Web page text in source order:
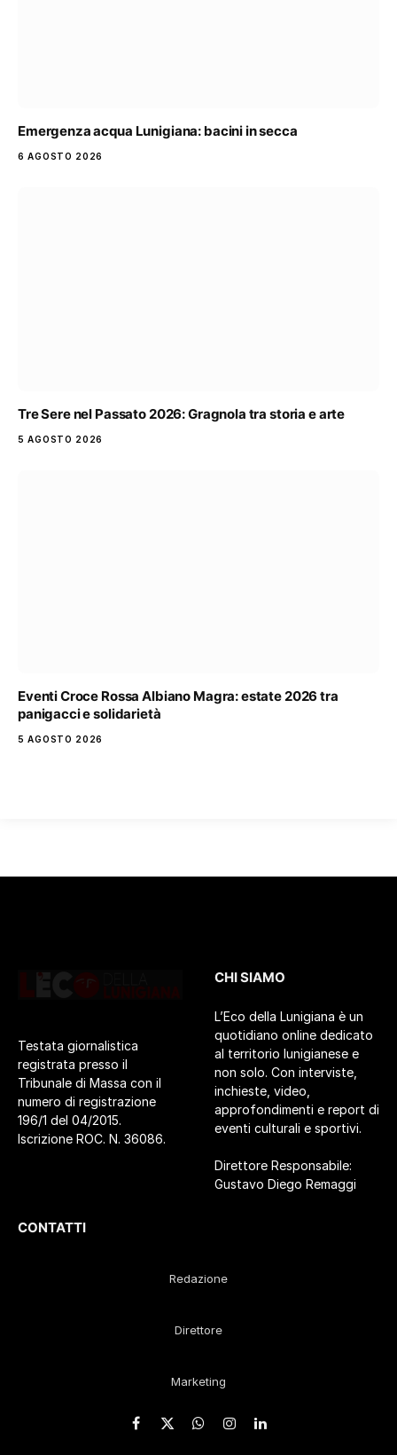
Emergenza acqua Lunigiana: bacini in secca
6 AGOSTO 2026
Tre Sere nel Passato 2026: Gragnola tra storia e arte
5 AGOSTO 2026
Eventi Croce Rossa Albiano Magra: estate 2026 tra
panigacci e solidarietà
5 AGOSTO 2026
Testata giornalistica
registrata presso il
Tribunale di Massa con il
numero di registrazione
196/1 del 04/2015.
Iscrizione ROC. N. 36086.
CHI SIAMO
L’Eco della Lunigiana è un
quotidiano online dedicato
al territorio lunigianese e
non solo. Con interviste,
inchieste, video,
approfondimenti e report di
eventi culturali e sportivi.
Direttore Responsabile:
Gustavo Diego Remaggi
CONTATTI
Redazione
Direttore
Marketing
Facebook
X
WhatsApp
Instagram
LinkedIn